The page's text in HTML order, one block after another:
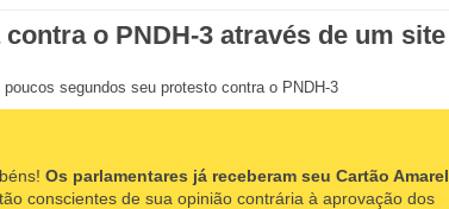
o PNDH-3 através de um
Os parlamentares já receberam seu Cartão
conscientes de sua opinião contrária à aprovação dos